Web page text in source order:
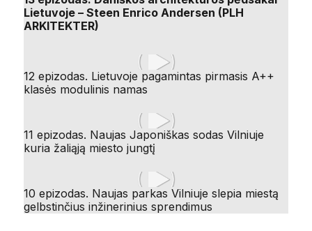
Lietuvoje – Steen Enrico Andersen (PLH
ARKITEKTER)
12 epizodas. Lietuvoje pagamintas pirmasis A++
klasės modulinis namas
11 epizodas. Naujas Japoniškas sodas Vilniuje
kuria žaliąją miesto jungtį
10 epizodas. Naujas parkas Vilniuje slepia miestą
gelbstinčius inžinerinius sprendimus